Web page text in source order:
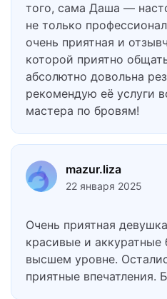
того, сама Даша —
не только
очень приятная и
которой приятно
абсолютно довольна
рекомендую её услуги
мастера по бровям!
mazur.liza
22 января 2025
Очень приятная
красивые и аккуратные
высшем уровне.
приятные